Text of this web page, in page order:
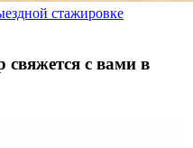
стажировке
свяжется с вами в